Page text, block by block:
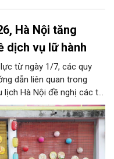
Hà Nội tăng
dịch vụ lữ hành
từ ngày 1/7, các quy
dẫn liên quan trong
lịch Hà Nội đề nghị các tổ
dịch vụ lữ hành trên địa
quan trọng. Qua đó
tiêu phát triển du lịch Hà